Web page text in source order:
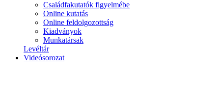
Családfakutatók figyelmébe
Online kutatás
Online feldolgozottság
Kiadványok
Munkatársak
Levéltár
Videósorozat